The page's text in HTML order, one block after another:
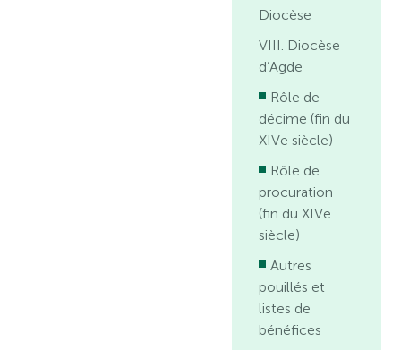
Diocèse
VIII. Diocèse
d’Agde
Rôle de
décime (fin du
XIVe siècle)
Rôle de
procuration
(fin du XIVe
siècle)
Autres
pouillés et
listes de
bénéfices